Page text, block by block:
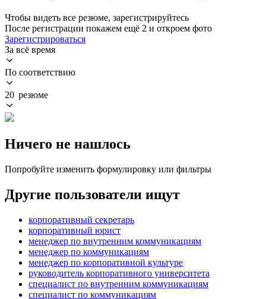
Чтобы видеть все резюме, зарегистрируйтесь
После регистрации покажем ещё 2 и откроем фото
Зарегистрироваться
За всё время
По соответствию
20 резюме
Ничего не нашлось
Попробуйте изменить формулировку или фильтры
Другие пользователи ищут
корпоративный секретарь
корпоративный юрист
менеджер по внутренним коммуникациям
менеджер по коммуникациям
менеджер по корпоративной культуре
руководитель корпоративного университета
специалист по внутренним коммуникациям
специалист по коммуникациям